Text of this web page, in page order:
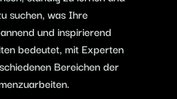
suchen, was Ihre
und inspirierend
bedeutet, mit Experten
Bereichen der